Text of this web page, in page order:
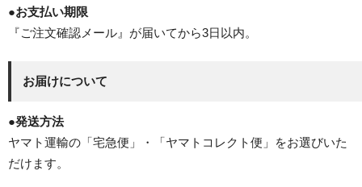
●お支払い期限
『ご注文確認メール』が届いてから3日以内。
お届けについて
●発送方法
ヤマト運輸の「宅急便」・「ヤマトコレクト便」をお選びいた
だけます。